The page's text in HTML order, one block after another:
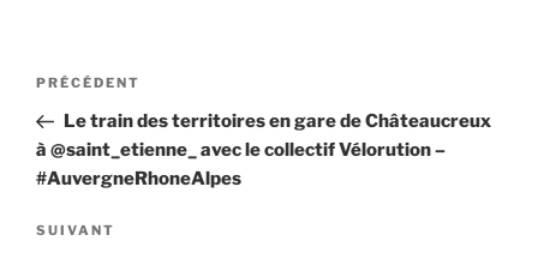
Navigation
l’article
Article
précédent
PRÉCÉDENT
Le train des territoires en gare de Châteaucreux
à @saint_etienne_ avec le collectif Vélorution –
#AuvergneRhoneAlpes
Article
SUIVANT